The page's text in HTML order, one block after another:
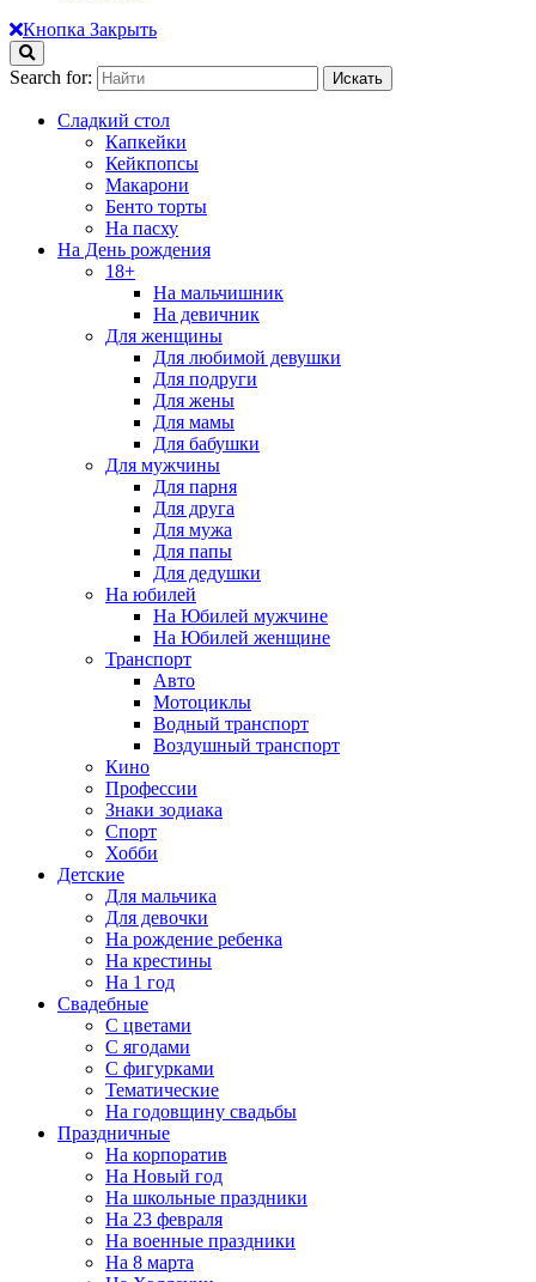
Кнопка Закрыть
Search for:
Сладкий стол
Капкейки
Кейкпопсы
Макарони
Бенто торты
На пасху
На День рождения
18+
На мальчишник
На девичник
Для женщины
Для любимой девушки
Для подруги
Для жены
Для мамы
Для бабушки
Для мужчины
Для парня
Для друга
Для мужа
Для папы
Для дедушки
На юбилей
На Юбилей мужчине
На Юбилей женщине
Транспорт
Авто
Мотоциклы
Водный транспорт
Воздушный транспорт
Кино
Профессии
Знаки зодиака
Спорт
Хобби
Детские
Для мальчика
Для девочки
На рождение ребенка
На крестины
На 1 год
Свадебные
С цветами
С ягодами
С фигурками
Тематические
На годовщину свадьбы
Праздничные
На корпоратив
На Новый год
На школьные праздники
На 23 февраля
На военные праздники
На 8 марта